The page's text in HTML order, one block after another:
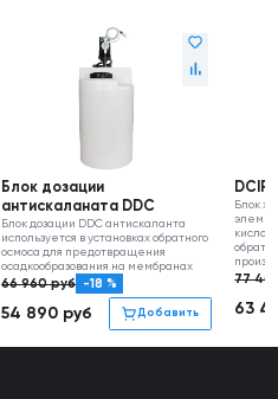
Блок дозации
антискаланата DDC
Блок дозации DDC антискаланта
используется в установках обратного
осмоса для предотвращения
осадкообразования на мембранах
66 960руб -18 %
54 890 руб Добавить
DCIP
Блок
77
63